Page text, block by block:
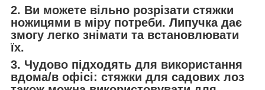
2. Ви можете вільно розрізати стяжки
ножицями в міру потреби. Липучка дає
змогу легко знімати та встановлювати
їх.
3. Чудово підходять для використання
вдома/в офісі: стяжки для садових лоз